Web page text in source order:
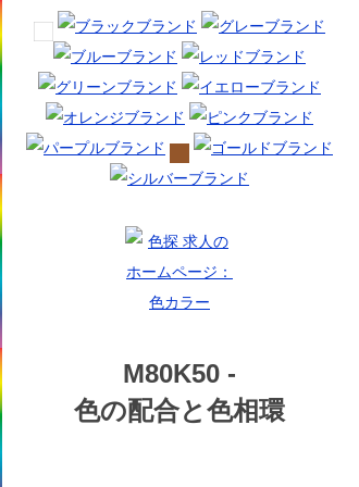
M80K50 -
色の配合と色相環